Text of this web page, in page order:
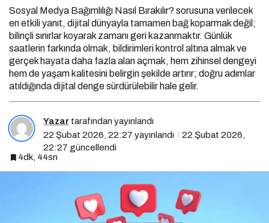
Sosyal Medya Bağımlılığı Nasıl Bırakılır? sorusuna verilecek
en etkili yanıt, dijital dünyayla tamamen bağ koparmak değil;
bilinçli sınırlar koyarak zamanı geri kazanmaktır. Günlük
saatlerin farkında olmak, bildirimleri kontrol altına almak ve
gerçek hayata daha fazla alan açmak, hem zihinsel dengeyi
hem de yaşam kalitesini belirgin şekilde artırır; doğru adımlar
atıldığında dijital denge sürdürülebilir hale gelir.
Yazar tarafından yayınlandı
22 Şubat 2026, 22:27 yayınlandı
22 Şubat 2026,
22:27 güncellendi
4dk, 44sn